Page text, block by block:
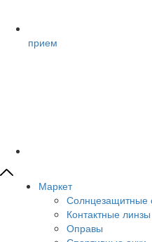
прием
Маркет
Солнцезащитные
Контактные линзы
Оправы